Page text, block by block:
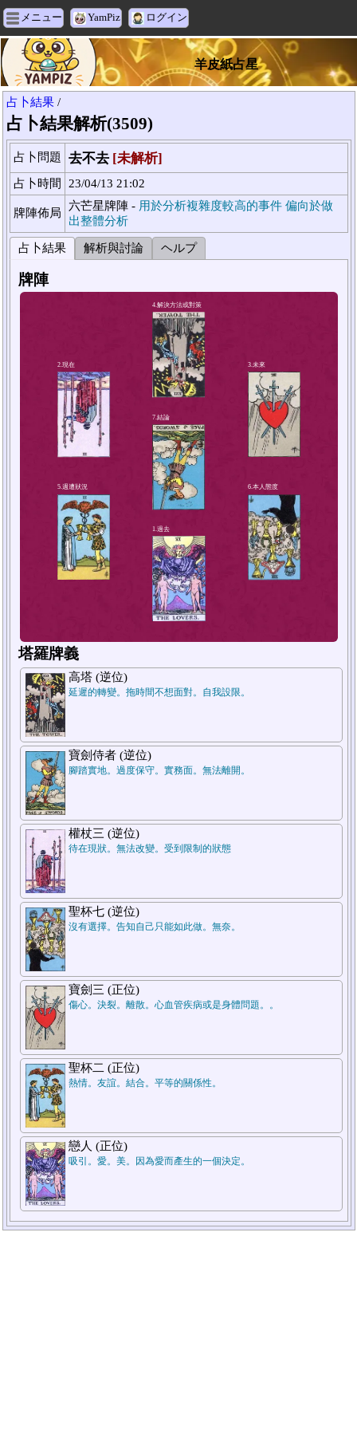
メニュー YamPiz ログイン
羊皮紙占星
占卜結果 /
占卜結果解析(3509)
占卜問題 去不去 [未解析]
占卜時間 23/04/13 21:02
牌陣佈局
六芒星牌陣 - 用於分析複雜度較高的事件 偏向於做
出整體分析
占卜結果 解析與討論 ヘルプ
牌陣
2.現在
4.解決方法或對策
5.週遭狀況
塔羅牌義
高塔 (逆位)
延遲的轉變。拖時間不想面對。自我設限。
寶劍侍者 (逆位)
腳踏實地。過度保守。實務面。無法離開。
權杖三 (逆位)
待在現狀。無法改變。受到限制的狀態
聖杯七 (逆位)
沒有選擇。告知自己只能如此做。無奈。
寶劍三 (正位)
傷心。決裂。離散。心血管疾病或是身體問題。。
聖杯二 (正位)
熱情。友誼。結合。平等的關係性。
戀人 (正位)
吸引。愛。美。因為愛而產生的一個決定。